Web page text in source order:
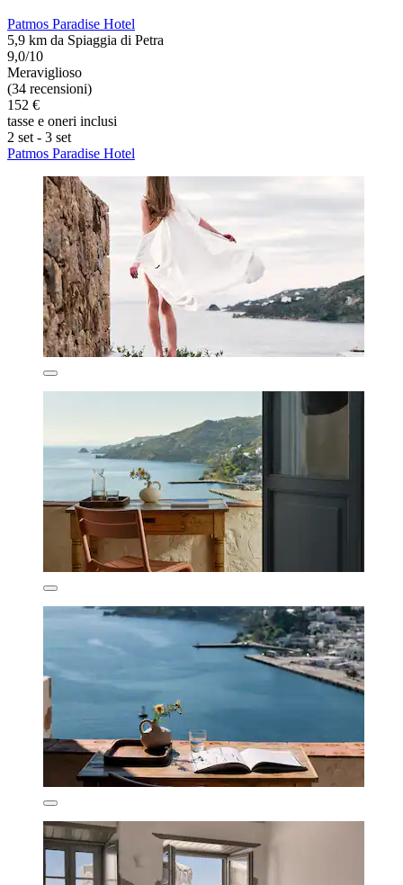
Patmos Paradise Hotel
5,9 km da Spiaggia di Petra
9,0/10
Meraviglioso
(34 recensioni)
152 €
tasse e oneri inclusi
2 set - 3 set
Patmos Paradise Hotel